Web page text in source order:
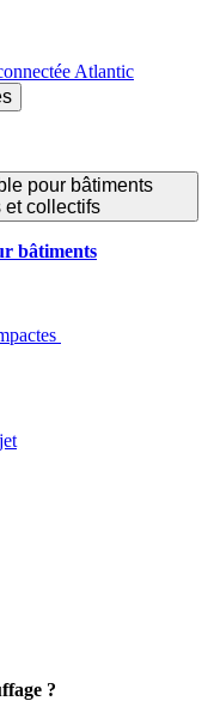
Atlantic
pour bâtiments
et collectifs
bâtiments
?